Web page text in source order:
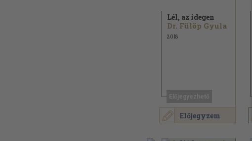
Előjegyzem
Lél, az idegen
Dr. Fülöp Gyula
2018